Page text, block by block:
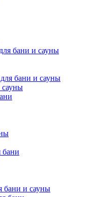
бани и сауны
бани и сауны
сауны
бани
бани и сауны